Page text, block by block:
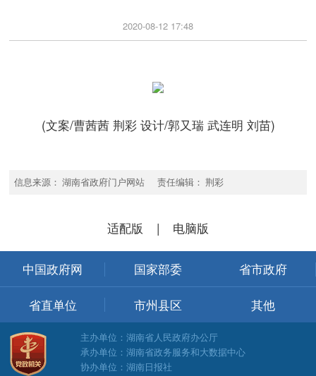
2020-08-12 17:48
(文案/曹茜茜 荆彩 设计/郭又瑞 武连明 刘苗)
信息来源： 湖南省政府门户网站 责任编辑： 荆彩
适配版 | 电脑版
中国政府网 国家部委 省市政府
省直单位 市州县区 其他
主办单位：湖南省人民政府办公厅
承办单位：湖南省政务服务和大数据中心
协办单位：湖南日报社